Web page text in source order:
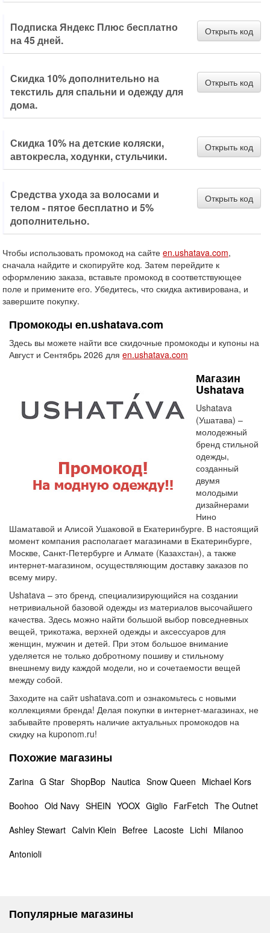
Подписка Яндекс Плюс бесплатно
на 45 дней.
Открыть код
Скидка 10% дополнительно на
текстиль для спальни и одежду для
дома.
Открыть код
Скидка 10% на детские коляски,
автокресла, ходунки, стульчики.
Открыть код
Средства ухода за волосами и
телом - пятое бесплатно и 5%
дополнительно.
Открыть код
Чтобы использовать промокод на сайте en.ushatava.com,
сначала найдите и скопируйте код. Затем перейдите к
оформлению заказа, вставьте промокод в соответствующее
поле и примените его. Убедитесь, что скидка активирована, и
завершите покупку.
Промокоды en.ushatava.com
Здесь вы можете найти все скидочные промокоды и купоны на
Август и Сентябрь 2026 для en.ushatava.com
Магазин
Ushatava
Ushatava
(Ушатава) –
молодежный
бренд стильной
одежды,
созданный
двумя
молодыми
дизайнерами
Нино
Шаматавой и Алисой Ушаковой в Екатеринбурге. В настоящий
момент компания располагает магазинами в Екатеринбурге,
Москве, Санкт-Петербурге и Алмате (Казахстан), а также
интернет-магазином, осуществляющим доставку заказов по
всему миру.
Ushatava – это бренд, специализирующийся на создании
нетривиальной базовой одежды из материалов высочайшего
качества. Здесь можно найти большой выбор повседневных
вещей, трикотажа, верхней одежды и аксессуаров для
женщин, мужчин и детей. При этом большое внимание
уделяется не только добротному пошиву и стильному
внешнему виду каждой модели, но и сочетаемости вещей
между собой.
Заходите на сайт ushatava.com и ознакомьтесь с новыми
коллекциями бренда! Делая покупки в интернет-магазинах, не
забывайте проверять наличие актуальных промокодов на
скидку на kuponom.ru!
Похожие магазины
Zarina G Star ShopBop Nautica Snow Queen Michael Kors
Boohoo Old Navy SHEIN YOOX Giglio FarFetch The Outnet
Ashley Stewart Calvin Klein Befree Lacoste Lichi Milanoo
Antonioli
Популярные магазины